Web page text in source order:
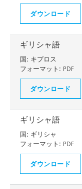
ダウンロード
ギリシャ語
国: キプロス
フォーマット: PDF
ダウンロード
ギリシャ語
国: ギリシャ
フォーマット: PDF
ダウンロード